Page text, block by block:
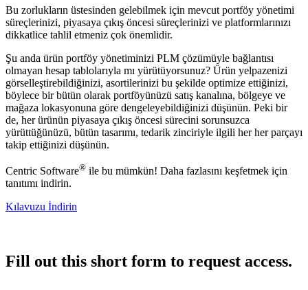
Bu zorlukların üstesinden gelebilmek için mevcut portföy yönetimi
süreçlerinizi, piyasaya çıkış öncesi süreçlerinizi ve platformlarınızı
dikkatlice tahlil etmeniz çok önemlidir.
Şu anda ürün portföy yönetiminizi PLM çözümüyle bağlantısı
olmayan hesap tablolarıyla mı yürütüyorsunuz? Ürün yelpazenizi
görselleştirebildiğinizi, asortilerinizi bu şekilde optimize ettiğinizi,
böylece bir bütün olarak portföyünüzü satış kanalına, bölgeye ve
mağaza lokasyonuna göre dengeleyebildiğinizi düşünün. Peki bir
de, her ürünün piyasaya çıkış öncesi sürecini sorunsuzca
yürüttüğünüzü, bütün tasarımı, tedarik zinciriyle ilgili her her parçayı
takip ettiğinizi düşünün.
Centric Software® ile bu mümkün! Daha fazlasını keşfetmek için
tanıtımı indirin.
Kılavuzu İndirin
Fill out this short form to request access.